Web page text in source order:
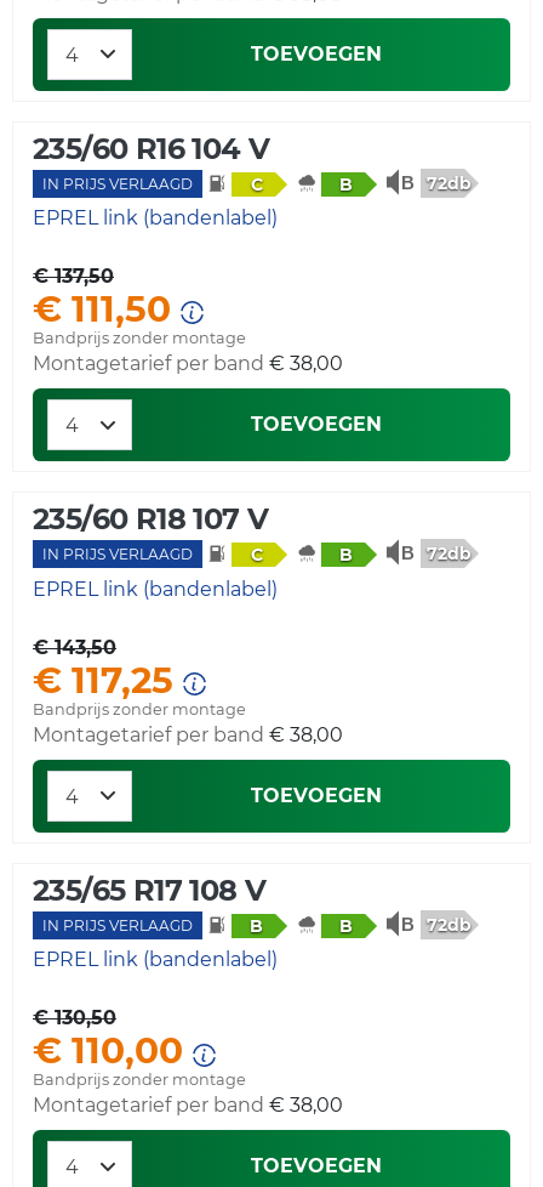
TOEVOEGEN
235/60 R16 104 V
IN PRIJS VERLAAGD C B 72db
EPREL link (bandenlabel)
€ 137,50
€ 111,50
Bandprijs zonder montage
Montagetarief per band € 38,00
TOEVOEGEN
235/60 R18 107 V
IN PRIJS VERLAAGD C B 72db
EPREL link (bandenlabel)
€ 143,50
€ 117,25
Bandprijs zonder montage
Montagetarief per band € 38,00
TOEVOEGEN
235/65 R17 108 V
IN PRIJS VERLAAGD B B 72db
EPREL link (bandenlabel)
€ 130,50
€ 110,00
Bandprijs zonder montage
Montagetarief per band € 38,00
TOEVOEGEN